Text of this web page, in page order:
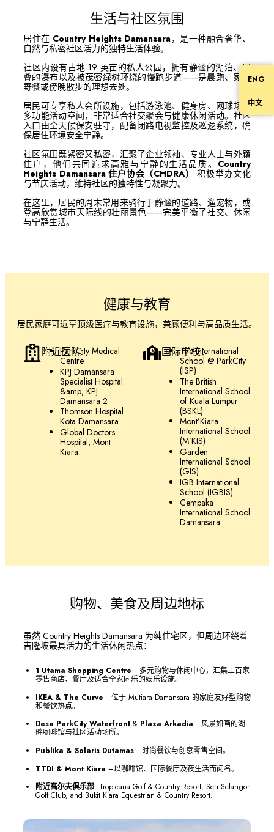
生活与社区氛围
居住在 Country Heights Damansara，是一种融合奢华、
自然与私密社区活力的独特生活体验。
社区内设有占地 19 英亩的私人公园，拥有静谧的湖泊、层
叠的瀑布以及被茂密绿树环绕的慢跑步道——是晨跑、家庭
野餐或傍晚散步的理想去处。
居民可专享私人会所设施，包括游泳池、健身房、网球场及
多功能活动空间，非常适合社交聚会与健康休闲活动。社区
入口由全天候保安驻守，配备闭路电视监控及巡逻系统，确
保居住环境安全宁静。
社区氛围既紧密又私密，汇聚了企业领袖、专业人士与外籍
住户，他们共同追求高雅与宁静的生活品质。 Country
Heights Damansara 住户协会（CHDRA）
积极举办文化
与节庆活动，维持社区的独特性与凝聚力。
在这里，居民的周末常用来骑行于静谧的道路、遛宠物，或
登高欣赏城市天际线的壮丽景色——完美平衡了社交、休闲
与宁静生活。
健康与教育
居民家庭可近享顶级医疗与教育设施，兼顾便利与高品质生活。
附近医院:
ParkCity Medical
Centre
KPJ Damansara
Specialist Hospital
&amp; KPJ
Damansara 2
Thomson Hospital
Kota Damansara
Global Doctors
Hospital, Mont
Kiara
国际学校：
The International
School @ ParkCity
(ISP)
The British
International School
of Kuala Lumpur
(BSKL)
Mont’Kiara
International School
(M’KIS)
Garden
International School
(GIS)
IGB International
School (IGBIS)
Cempaka
International School
Damansara
购物、美食及周边地标
虽然 Country Heights Damansara 为纯住宅区，但周边环绕着
吉隆坡最具活力的生活休闲热点：
1 Utama Shopping Centre –多元购物与休闲中心，汇集上百家
零售商店、餐厅及适合全家同乐的娱乐设施。
IKEA & The Curve –位于 Mutiara Damansara 的家庭友好型购物
和餐饮热点。
Desa ParkCity Waterfront & Plaza Arkadia –风景如画的湖
畔咖啡馆与社区活动场所。
Publika & Solaris Dutamas –时尚餐饮与创意零售空间。
TTDI & Mont Kiara –以咖啡馆、国际餐厅及夜生活而闻名。
附近高尔夫俱乐部: Tropicana Golf & Country Resort, Seri Selangor
Golf Club, and Bukit Kiara Equestrian & Country Resort.
ENG
中文